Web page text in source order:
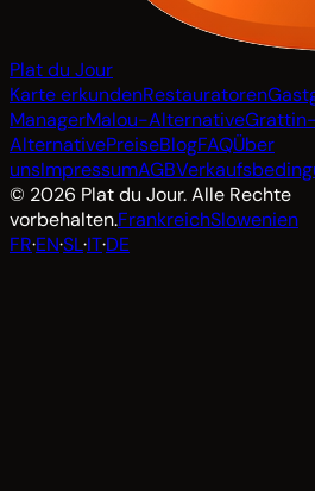
Plat du Jour
Karte erkundenRestauratoren
ManagerMalou-AlternativeGrattin-
AlternativePreiseBlogFAQÜber
unsImpressumAGB
© 2026 Plat du Jour. Alle Rechte
vorbehalten.FrankreichSlowenien
FR·EN·SL·IT·DE